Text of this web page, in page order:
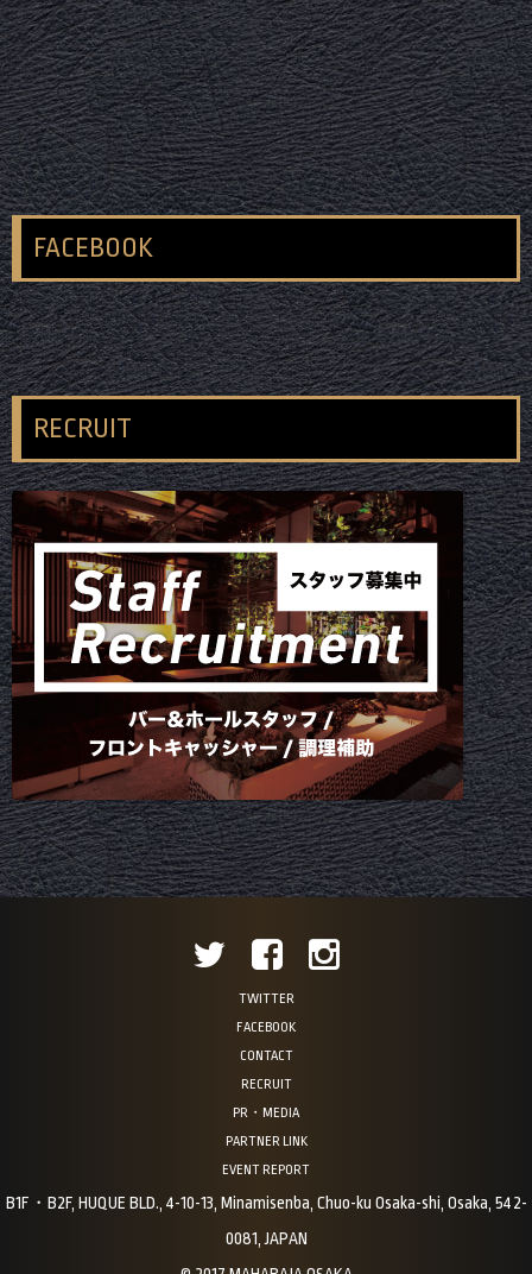
FACEBOOK
RECRUIT
TWITTER
FACEBOOK
CONTACT
RECRUIT
PR・MEDIA
PARTNER LINK
EVENT REPORT
B1F・B2F, HUQUE BLD., 4-10-13, Minamisenba, Chuo-ku Osaka-shi, Osaka, 542-
0081, JAPAN